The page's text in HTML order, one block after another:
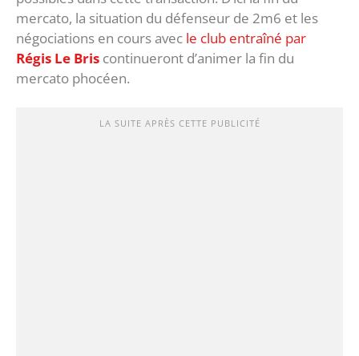
mercato, la situation du défenseur de 2m6 et les
négociations en cours avec le club entraîné par
Régis Le Bris continueront d’animer la fin du
mercato phocéen.
LA SUITE APRÈS CETTE PUBLICITÉ